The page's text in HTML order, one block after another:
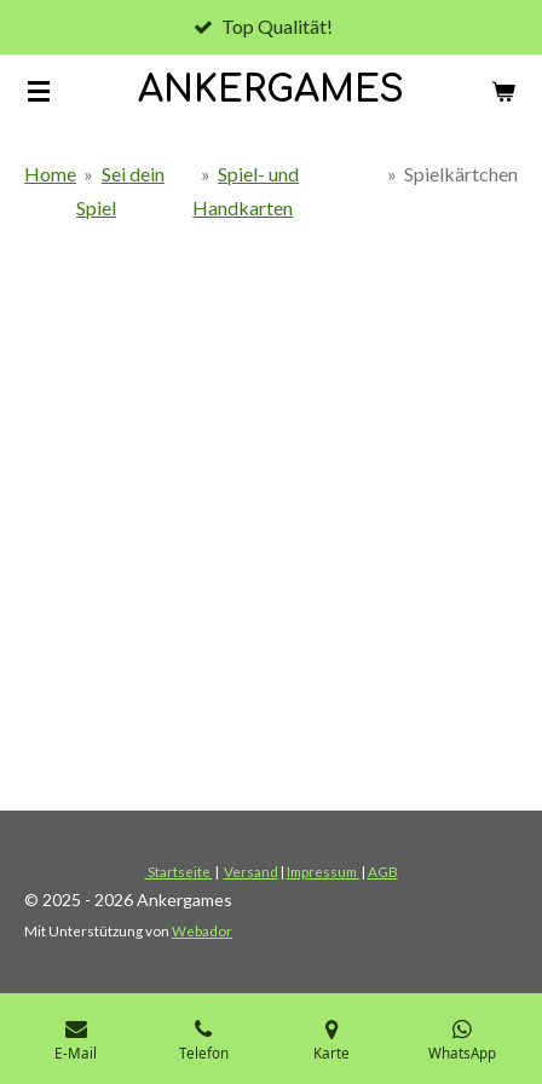
Hauptinhalt
springen
ANKERGAMES
Top Qualität!
Home » Sei dein
Spiel
» Spiel- und
Handkarten
» Spielkärtchen
Startseite | Versand | Impressum | AGB
© 2025 - 2026 Ankergames
Mit Unterstützung von Webador
E-Mail Telefon Karte WhatsApp